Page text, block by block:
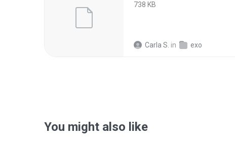
738 KB
Carla S. in exo
You might also like